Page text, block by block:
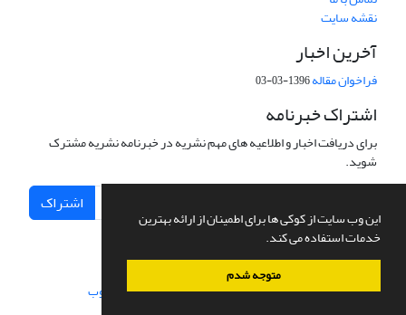
این وب سایت از کوکی ها برای اطمینان از ارائه بهترین
خدمات استفاده می کند.
متوجه شدم
نقشه سایت
آخرین اخبار
فراخوان مقاله1396-03-03
اشتراک خبرنامه
برای دریافت اخبار و اطلاعیه های مهم نشریه در خبرنامه نشریه مشترک
شوید.
اشتراک
سامانه مدیریت نشریات علمی.طراحی و پیاده سازی از سیناوب